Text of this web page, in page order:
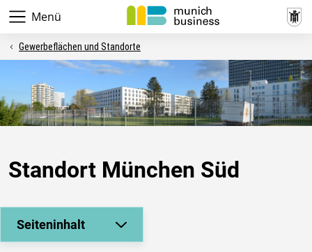
Menü
Gewerbeflächen und Standorte
Standort München Süd
Seiteninhalt